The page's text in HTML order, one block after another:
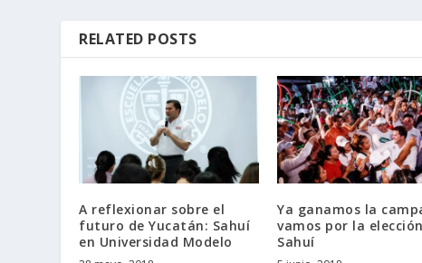
RELATED POSTS
A reflexionar sobre el
futuro de Yucatán: Sahuí
en Universidad Modelo
Ya ganamos la
vamos por la
Sahuí